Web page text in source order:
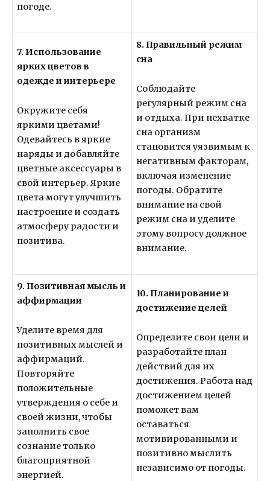
погоде.
7. Использование
ярких цветов в
одежде и интерьере
Окружите себя
яркими цветами!
Одевайтесь в яркие
наряды и добавляйте
цветные аксессуары в
свой интерьер. Яркие
цвета могут улучшить
настроение и создать
атмосферу радости и
позитива.
8. Правильный режим
сна
Соблюдайте
регулярный режим сна
и отдыха. При нехватке
сна организм
становится уязвимым к
негативным факторам,
включая изменение
погоды. Обратите
внимание на свой
режим сна и уделите
этому вопросу должное
внимание.
9. Позитивная мысль и
аффирмации
Уделите время для
позитивных мыслей и
аффирмаций.
Повторяйте
положительные
утверждения о себе и
своей жизни, чтобы
заполнить свое
сознание только
благоприятной
энергией.
10. Планирование и
достижение целей
Определите свои цели и
разработайте план
действий для их
достижения. Работа над
достижением целей
поможет вам
оставаться
мотивированными и
позитивно мыслить
независимо от погоды.